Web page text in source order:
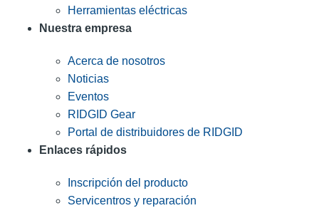
Herramientas eléctricas
Nuestra empresa
Acerca de nosotros
Noticias
Eventos
RIDGID Gear
Portal de distribuidores de RIDGID
Enlaces rápidos
Inscripción del producto
Servicentros y reparación